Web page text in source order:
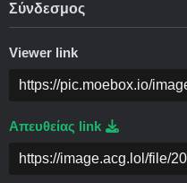
Σύνδεσμος
Viewer link
Απευθείας link